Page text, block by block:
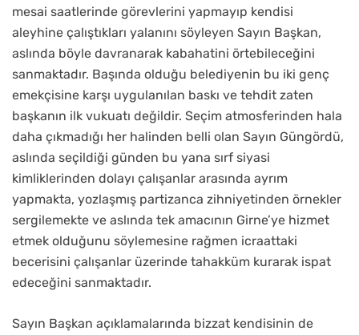
mesai saatlerinde görevlerini yapmayıp kendisi
aleyhine çalıştıkları yalanını söyleyen Sayın Başkan,
aslında böyle davranarak kabahatini örtebileceğini
sanmaktadır. Başında olduğu belediyenin bu iki genç
emekçisine karşı uygulanılan baskı ve tehdit zaten
başkanın ilk vukuatı değildir. Seçim atmosferinden hala
daha çıkmadığı her halinden belli olan Sayın Güngördü,
aslında seçildiği günden bu yana sırf siyasi
kimliklerinden dolayı çalışanlar arasında ayrım
yapmakta, yozlaşmış partizanca zihniyetinden örnekler
sergilemekte ve aslında tek amacının Girne’ye hizmet
etmek olduğunu söylemesine rağmen icraattaki
becerisini çalışanlar üzerinde tahakküm kurarak ispat
edeceğini sanmaktadır.
Sayın Başkan açıklamalarında bizzat kendisinin de